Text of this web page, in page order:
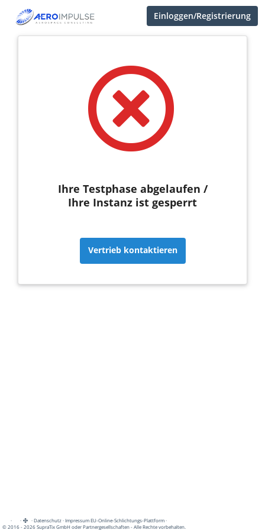
Einloggen/Registrierung
Ihre Testphase abgelaufen /
Ihre Instanz ist gesperrt
Vertrieb kontaktieren
· · ·Datenschutz·Impressum EU-Online-Schlichtungs-Plattform·
© 2016 - 2026 SupraTix GmbH oder Partnergesellschaften - Alle Rechte vorbehalten.